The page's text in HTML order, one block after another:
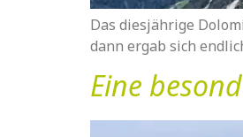
Das diesjährige
dann ergab sich
Eine